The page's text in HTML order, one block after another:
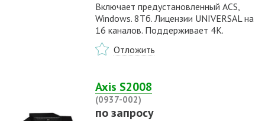
Включает предустановленный ACS,
Windows. 8Тб. Лицензии UNIVERSAL на
16 каналов. Поддерживает 4K.
Отложить
Axis S2008
(0937-002)
по запросу